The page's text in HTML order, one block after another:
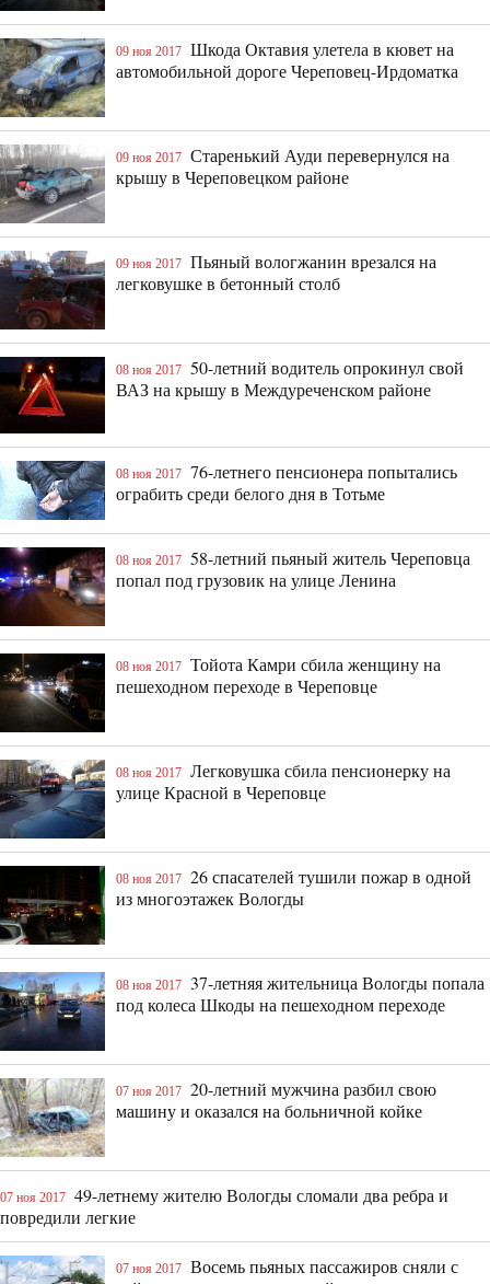
09 ноя 2017 Шкода Октавия улетела в кювет на
автомобильной дороге Череповец-Ирдоматка
09 ноя 2017 Старенький Ауди перевернулся на
крышу в Череповецком районе
09 ноя 2017 Пьяный вологжанин врезался на
легковушке в бетонный столб
08 ноя 2017 50-летний водитель опрокинул свой
ВАЗ на крышу в Междуреченском районе
08 ноя 2017 76-летнего пенсионера попытались
ограбить среди белого дня в Тотьме
08 ноя 2017 58-летний пьяный житель Череповца
попал под грузовик на улице Ленина
08 ноя 2017 Тойота Камри сбила женщину на
пешеходном переходе в Череповце
08 ноя 2017 Легковушка сбила пенсионерку на
улице Красной в Череповце
08 ноя 2017 26 спасателей тушили пожар в одной
из многоэтажек Вологды
08 ноя 2017
37-летняя жительница Вологды попала
под колеса Шкоды на пешеходном переходе
07 ноя 2017 20-летний мужчина разбил свою
машину и оказался на больничной койке
07 ноя 2017 49-летнему жителю Вологды сломали два ребра и
повредили легкие
07 ноя 2017 Восемь пьяных пассажиров сняли с